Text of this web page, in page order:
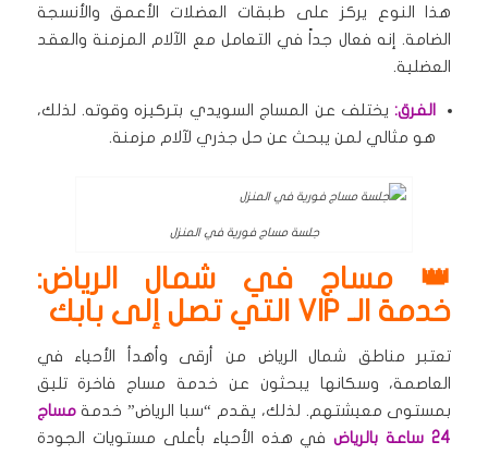
هذا النوع يركز على طبقات العضلات الأعمق والأنسجة
الضامة. إنه فعال جداً في التعامل مع الآلام المزمنة والعقد
العضلية.
الفرق:يختلف عن المساج السويدي بتركيزه وقوته.لذلك،
هو مثالي لمن يبحث عن حل جذري لآلام مزمنة.
جلسة مساج فورية في المنزل
👑 مساج في شمال الرياض:
خدمة الـ VIP التي تصل إلى بابك
تعتبر مناطق شمال الرياض من أرقى وأهدأ الأحياء في
العاصمة، وسكانها يبحثون عن خدمة مساج فاخرة تليق
بمستوى معيشتهم. لذلك، يقدم “سبا الرياض” خدمةمساج
24 ساعة بالرياض
في هذه الأحياء بأعلى مستويات الجودة